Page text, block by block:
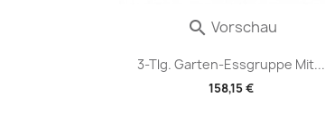
3-Tlg. Garten-Essgruppe Mit...
158,15 €
 Vorschau